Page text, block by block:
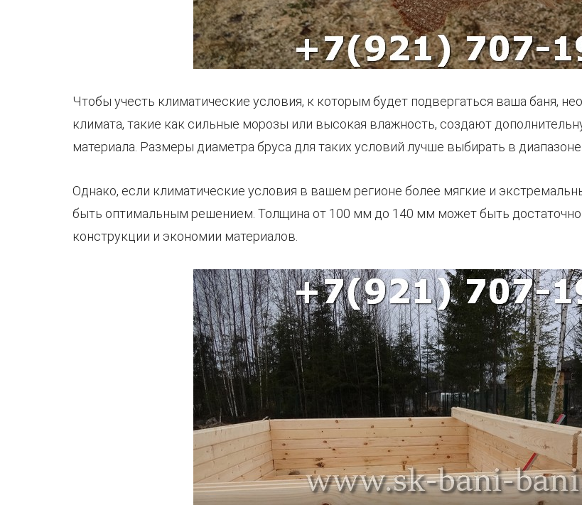
Чтобы учесть климатические условия, к которым будет подвергаться ваша баня,
климата, такие как сильные морозы или высокая влажность, создают
материала. Размеры диаметра бруса для таких условий лучше выбирать в
Однако, если климатические условия в вашем регионе более мягкие и
быть оптимальным решением. Толщина от 100 мм до 140 мм может быть
конструкции и экономии материалов.